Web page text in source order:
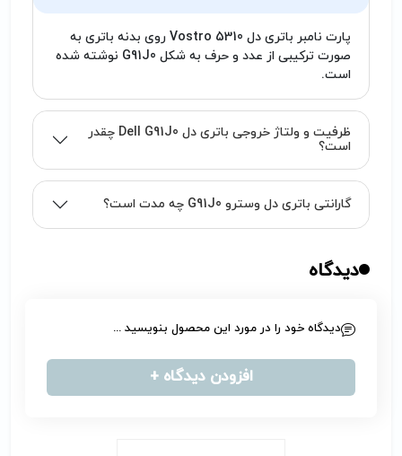
پارت نامبر باتری دل Vostro 5310 روی بدنه باتری به
صورت ترکیبی از عدد و حرف به شکل G91J0 نوشته شده
است.
ظرفیت و ولتاژ خروجی باتری دل Dell G91J0 چقدر
است؟
گارانتی باتری دل وسترو G91J0 چه مدت است؟
دیدگاه
دیدگاه خود را در مورد این محصول بنویسید ...
افزودن دیدگاه +